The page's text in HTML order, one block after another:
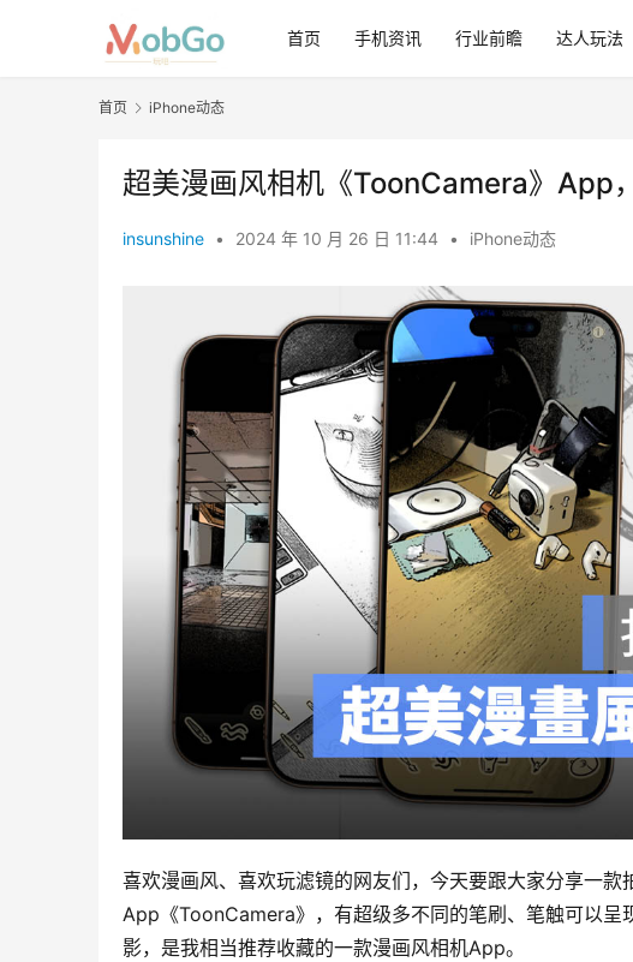
首页 手机资讯 行业前瞻 达人玩法
首页 iPhone动态
超美漫画风相机《ToonCamera》App
insunshine • 2024 年 10 月 26 日 11:44 • iPhone动态
喜欢漫画风、喜欢玩滤镜的网友们，今天要跟大家分享一
App《ToonCamera》，有超级多不同的笔刷、笔触可以
影，是我相当推荐收藏的一款漫画风相机App。